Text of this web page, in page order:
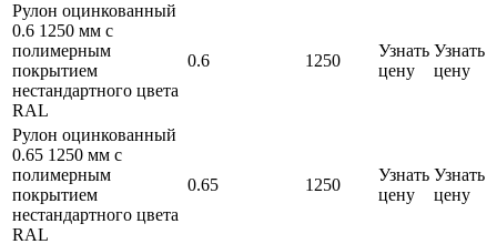
Рулон оцинкованный
0.6 1250 мм с
полимерным
покрытием
нестандартного цвета
RAL
0.6 1250
Узнать
цену
Узнать
цену
Рулон оцинкованный
0.65 1250 мм с
полимерным
покрытием
нестандартного цвета
RAL
0.65 1250
Узнать
цену
Узнать
цену